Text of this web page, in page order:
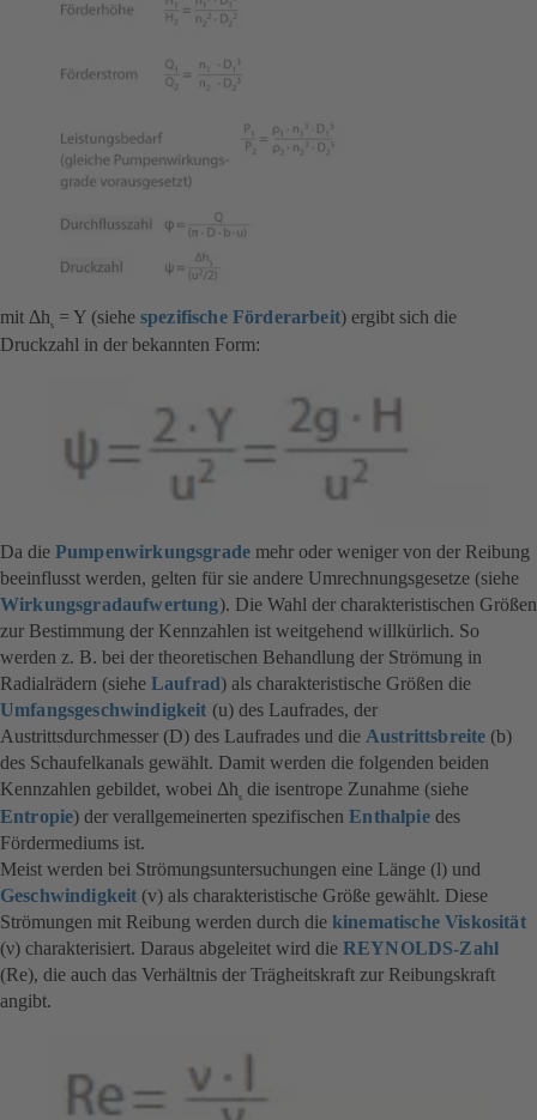
mit Δhs = Y (siehe spezifische Förderarbeit) ergibt sich die
Druckzahl in der bekannten Form:
Da die Pumpenwirkungsgrade mehr oder weniger von der Reibung
beeinflusst werden, gelten für sie andere Umrechnungsgesetze (siehe
Wirkungsgradaufwertung). Die Wahl der charakteristischen Größen
zur Bestimmung der Kennzahlen ist weitgehend willkürlich. So
werden z. B. bei der theoretischen Behandlung der Strömung in
Radialrädern (siehe Laufrad) als charakteristische Größen die
Umfangsgeschwindigkeit (u) des Laufrades, der
Austrittsdurchmesser (D) des Laufrades und die Austrittsbreite (b)
des Schaufelkanals gewählt. Damit werden die folgenden beiden
Kennzahlen gebildet, wobei Δhs die isentrope Zunahme (siehe
Entropie) der verallgemeinerten spezifischenEnthalpiedes
Fördermediums ist.
Meist werden bei Strömungsuntersuchungen eine Länge (l) und
Geschwindigkeit (v) als charakteristische Größe gewählt. Diese
Strömungen mit Reibung werden durch die kinematische Viskosität
(ν) charakterisiert. Daraus abgeleitet wird die REYNOLDS-Zahl
(Re), die auch das Verhältnis der Trägheitskraft zur Reibungskraft
angibt.